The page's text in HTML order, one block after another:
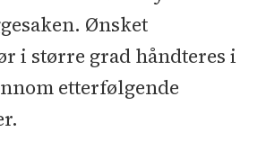
Ønsket
i større grad håndteres i
etterfølgende